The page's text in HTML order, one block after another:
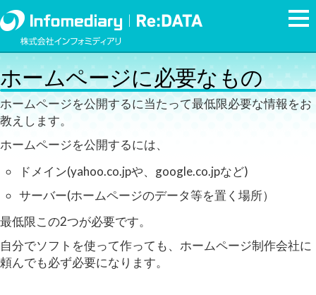
ホームページに必要なもの
ホームページを公開するに当たって最低限必要な情報をお
教えします。
ホームページを公開するには、
ドメイン(yahoo.co.jpや、google.co.jpなど)
サーバー(ホームページのデータ等を置く場所）
最低限この2つが必要です。
自分でソフトを使って作っても、ホームページ制作会社に
頼んでも必ず必要になります。